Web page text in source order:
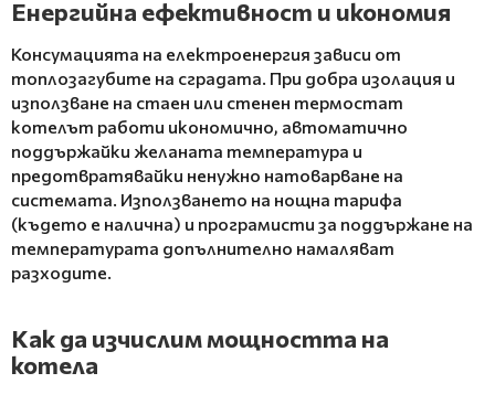
Енергийна ефективност и икономия
Консумацията на електроенергия зависи от
топлозагубите на сградата. При добра изолация и
използване на стаен или стенен термостат
котелът работи икономично, автоматично
поддържайки желаната температура и
предотвратявайки ненужно натоварване на
системата. Използването на нощна тарифа
(където е налична) и програмисти за поддържане на
температурата допълнително намаляват
разходите.
Как да изчислим мощността на
котела